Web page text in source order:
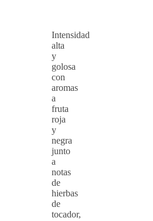
Intensidad
alta
y
golosa
con
aromas
a
fruta
roja
y
negra
junto
a
notas
de
hierbas
de
tocador,